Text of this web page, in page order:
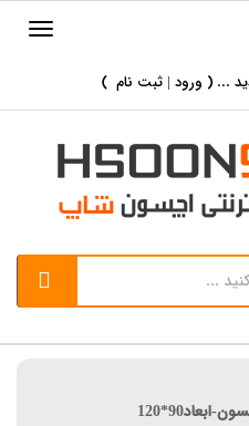
... ( ورود | ثبت نام )